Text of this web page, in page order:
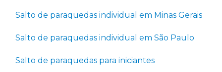
Salto de paraquedas individual em Minas Gerais
Salto de paraquedas individual em São Paulo
Salto de paraquedas para iniciantes